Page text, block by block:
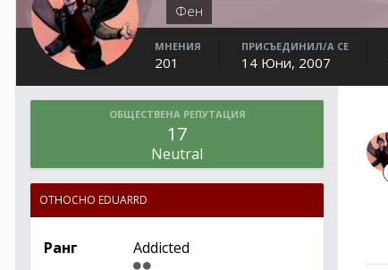
Фен
МНЕНИЯ
201
ПРИСЪЕДИНИЛ/А СЕ
14 Юни, 2007
ОБЩЕСТВЕНА РЕПУТАЦИЯ
17
Neutral
ОТНОСНО EDUARRD
Ранг Addicted